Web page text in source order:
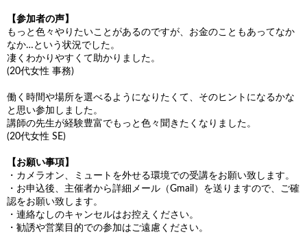
【参加者の声】
もっと色々やりたいことがあるのですが、お金のこともあってなか
なか…という状況でした。
凄くわかりやすくて助かりました。
(20代女性 事務)
働く時間や場所を選べるようになりたくて、そのヒントになるかな
と思い参加しました。
講師の先生が経験豊富でもっと色々聞きたくなりました。
(20代女性 SE)
【お願い事項】
・カメラオン、ミュートを外せる環境での受講をお願い致します。
・お申込後、主催者から詳細メール（Gmail）を送りますので、ご確
認をお願い致します。
・連絡なしのキャンセルはお控えください。
・勧誘や営業目的での参加はご遠慮ください。